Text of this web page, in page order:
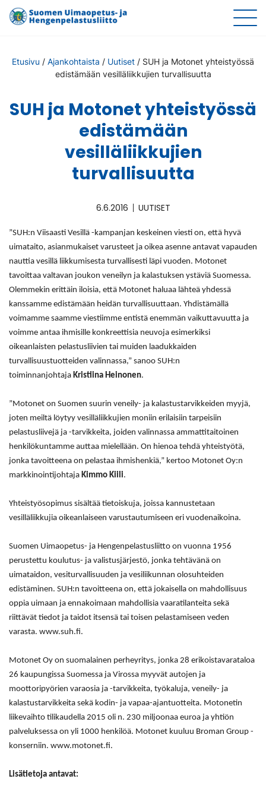
Etusivu / Ajankohtaista / Uutiset / SUH ja Motonet yhteistyössä
edistämään vesilläliikkujien turvallisuutta
SUH ja Motonet yhteistyössä
edistämään
vesilläliikkujien
turvallisuutta
6.6.2016 UUTISET
”SUH:n Viisaasti Vesillä -kampanjan keskeinen viesti on, että hyvä
uimataito, asianmukaiset varusteet ja oikea asenne antavat vapauden
nauttia vesillä liikkumisesta turvallisesti läpi vuoden. Motonet
tavoittaa valtavan joukon veneilyn ja kalastuksen ystäviä Suomessa.
Olemmekin erittäin iloisia, että Motonet haluaa lähteä yhdessä
kanssamme edistämään heidän turvallisuuttaan. Yhdistämällä
voimamme saamme viestiimme entistä enemmän vaikuttavuutta ja
voimme antaa ihmisille konkreettisia neuvoja esimerkiksi
oikeanlaisten pelastusliivien tai muiden laadukkaiden
turvallisuustuotteiden valinnassa,” sanoo SUH:n
toiminnanjohtaja Kristiina Heinonen.
”Motonet on Suomen suurin veneily- ja kalastustarvikkeiden myyjä,
joten meiltä löytyy vesilläliikkujien moniin erilaisiin tarpeisiin
pelastusliivejä ja -tarvikkeita, joiden valinnassa ammattitaitoinen
henkilökuntamme auttaa mielellään. On hienoa tehdä yhteistyötä,
jonka tavoitteena on pelastaa ihmishenkiä,” kertoo Motonet Oy:n
markkinointijohtaja Kimmo Kiili.
Yhteistyösopimus sisältää tietoiskuja, joissa kannustetaan
vesilläliikkujia oikeanlaiseen varustautumiseen eri vuodenaikoina.
Suomen Uimaopetus- ja Hengenpelastusliitto on vuonna 1956
perustettu koulutus- ja valistusjärjestö, jonka tehtävänä on
uimataidon, vesiturvallisuuden ja vesiliikunnan olosuhteiden
edistäminen. SUH:n tavoitteena on, että jokaisella on mahdollisuus
oppia uimaan ja ennakoimaan mahdollisia vaaratilanteita sekä
riittävät tiedot ja taidot itsensä tai toisen pelastamiseen veden
varasta. www.suh.fi.
Motonet Oy on suomalainen perheyritys, jonka 28 erikoistavarataloa
26 kaupungissa Suomessa ja Virossa myyvät autojen ja
moottoripyörien varaosia ja -tarvikkeita, työkaluja, veneily- ja
kalastustarvikkeita sekä kodin- ja vapaa-ajantuotteita. Motonetin
liikevaihto tilikaudella 2015 oli n. 230 miljoonaa euroa ja yhtiön
palveluksessa on yli 1000 henkilöä. Motonet kuuluu Broman Group -
konserniin. www.motonet.fi.
Lisätietoja antavat: